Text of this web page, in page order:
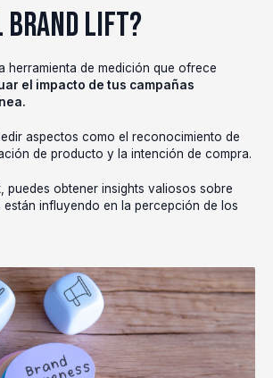
Brand Lift?
herramienta de medición que ofrece
el impacto de tus campañas
aspectos como el reconocimiento de
de producto y la intención de compra.
puedes obtener insights valiosos sobre
influyendo en la percepción de los